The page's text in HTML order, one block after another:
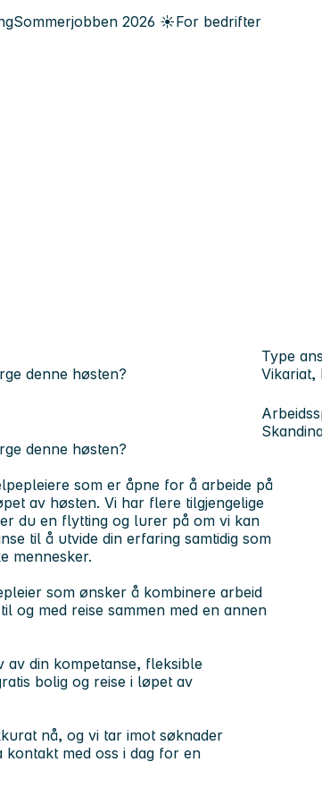
Sommerjobben 2026 ☀️For bedrifter
denne høsten?
Type
Vikariat,
denne høsten?
som er åpne for å arbeide på
av høsten. Vi har flere tilgjengelige
du en flytting og lurer på om vi kan
til å utvide din erfaring samtidig som
mennesker.
som ønsker å kombinere arbeid
og med reise sammen med en annen
av din kompetanse, fleksible
bolig og reise i løpet av
nå, og vi tar imot søknader
kontakt med oss i dag for en